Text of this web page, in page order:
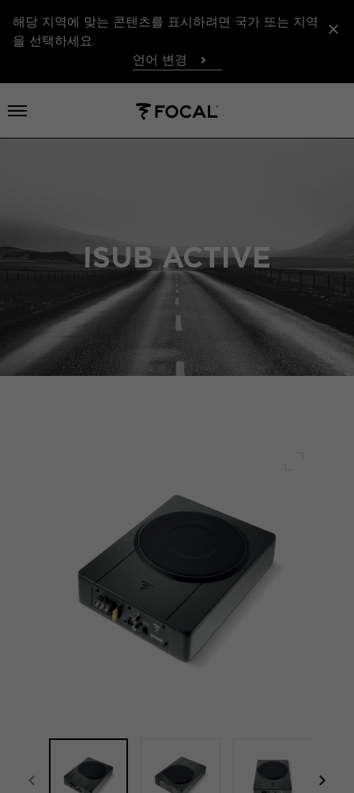
해당 지역에 맞는 콘텐츠를 표시하려면 국가 또는 지역
을 선택하세요.
언어 변경
메뉴 열기
ISUB ACTIVE
focal-naim-frontent::misc.prev_label